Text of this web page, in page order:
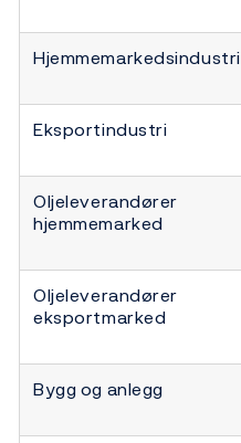
Hjemmemarkedsindustri
Eksportindustri
Oljeleverandører
hjemmemarked
Oljeleverandører
eksportmarked
Bygg og anlegg